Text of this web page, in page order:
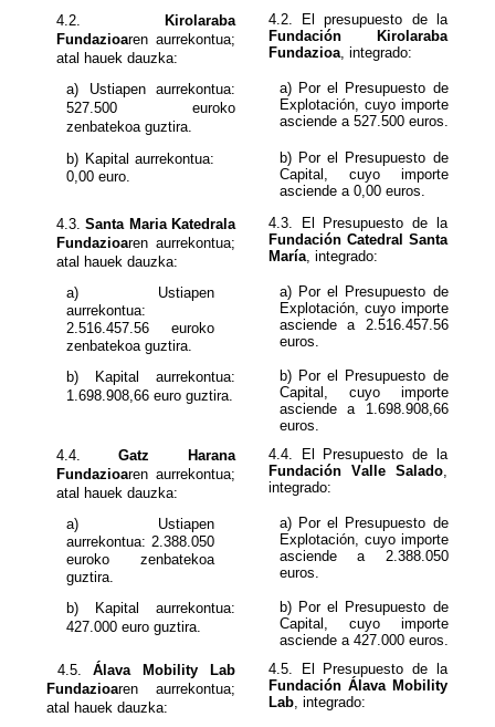
4.2.
Kirolaraba
Fundazioaren aurrekontua;
atal hauek dauzka:
4.2. El presupuesto de la
Fundación Kirolaraba
Fundazioa, integrado:
a) Ustiapen aurrekontua:
527.500euroko
zenbatekoa guztira.
a) Por el Presupuesto de
Explotación, cuyo importe
asciende a 527.500 euros.
b) Kapital aurrekontua:
0,00 euro.
b) Por el Presupuesto de
Capital, cuyo importe
asciende a 0,00 euros.
4.3.
Santa Maria Katedrala
Fundazioaren aurrekontua;
atal hauek dauzka:
4.3. El Presupuesto de la
Fundación Catedral Santa
María, integrado:
a) Ustiapen
aurrekontua:
2.516.457.56euroko
zenbatekoa guztira.
a) Por el Presupuesto de
Explotación, cuyo importe
asciende a
2.516.457.56
euros.
b) Kapital aurrekontua:
1.698.908,66euro guztira.
b) Por el Presupuesto de
Capital, cuyo importe
asciende a 1.698.908,66
euros.
4.4. Gatz Harana
Fundazioaren aurrekontua;
atal hauek dauzka:
4.4. El Presupuesto de la
Fundación Valle Salado,
integrado:
a) Ustiapen
aurrekontua:
euroko zenbatekoa
guztira.
a) Por el Presupuesto de
Explotación, cuyo importe
asciende a 2.388.050
euros.
b) Kapital aurrekontua:
427 .000 euro guztira.
b) Por el Presupuesto de
Capital, cuyo importe
asciende a 427.000euros.
4.5. Álava Mobility Lab
Fundazioaren aurrekontua;
atal hauek dauzka:
4.5
. El Presupuesto de la
Fundación Álava Mobility
Lab, integrado: